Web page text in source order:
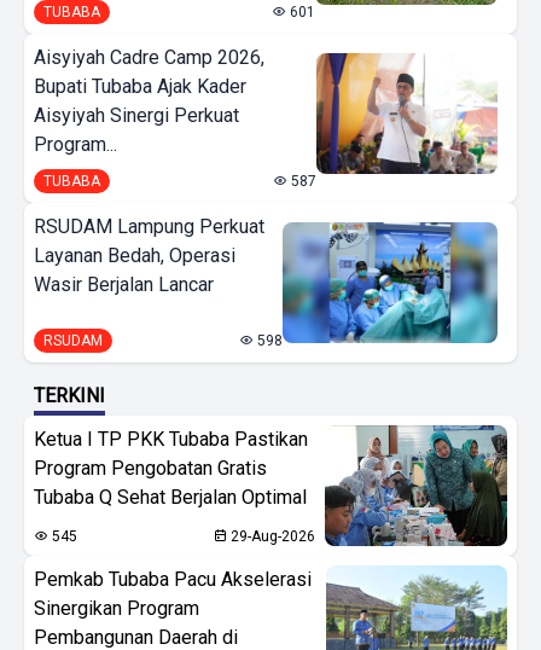
TUBABA 601
Aisyiyah Cadre Camp 2026,
Bupati Tubaba Ajak Kader
Aisyiyah Sinergi Perkuat
Program...
TUBABA 587
RSUDAM Lampung Perkuat
Layanan Bedah, Operasi
Wasir Berjalan Lancar
RSUDAM 598
TERKINI
Ketua I TP PKK Tubaba Pastikan
Program Pengobatan Gratis
Tubaba Q Sehat Berjalan Optimal
545 29-Aug-2026
Pemkab Tubaba Pacu Akselerasi
Sinergikan Program
Pembangunan Daerah di